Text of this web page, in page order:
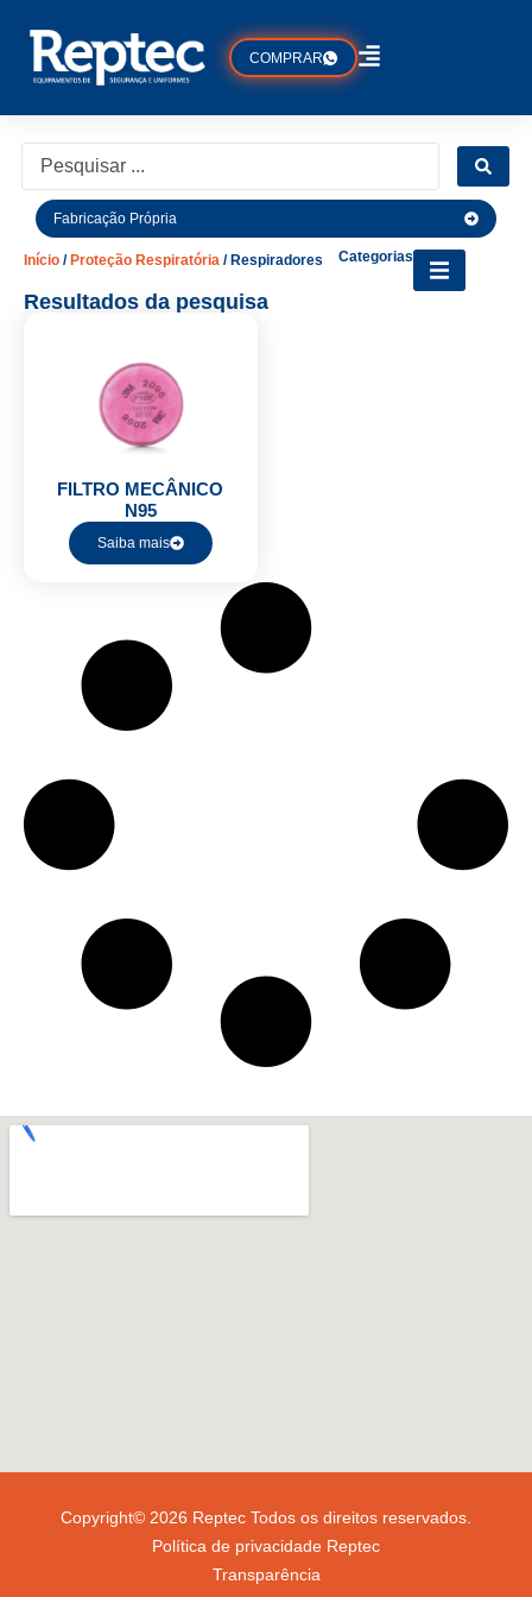
COMPRAR
Fabricação Própria
Início / Proteção Respiratória / Respiradores Categorias
Resultados da pesquisa
FILTRO MECÂNICO
N95
Saiba mais
Copyright© 2026 Reptec Todos os direitos reservados.
Política de privacidade Reptec
Transparência